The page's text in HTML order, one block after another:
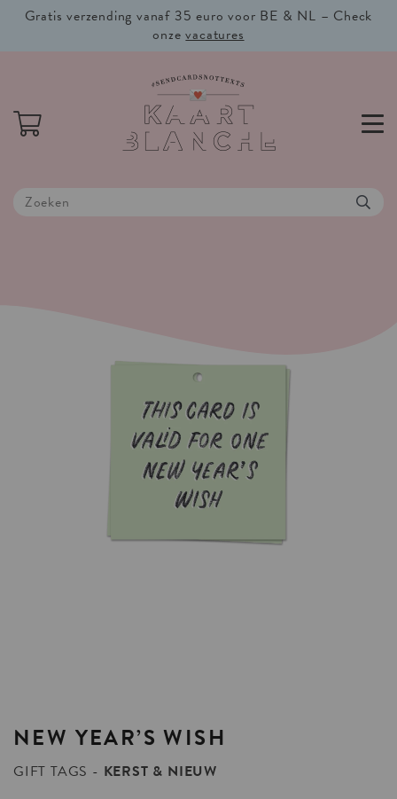
Gratis verzending vanaf 35 euro voor BE & NL – Check
onzevacatures
NEW YEAR’S WISH
GIFT TAGS
KERST & NIEUW